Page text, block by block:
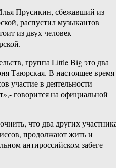
Прусикин, сбежавший из
распустил музыкантов
из двух человек —
группа Little Big это два
Таюрская. В настоящее время
участие в деятельности
говорится на официальной
что два других
продолжают жить и
антироссийском забеге